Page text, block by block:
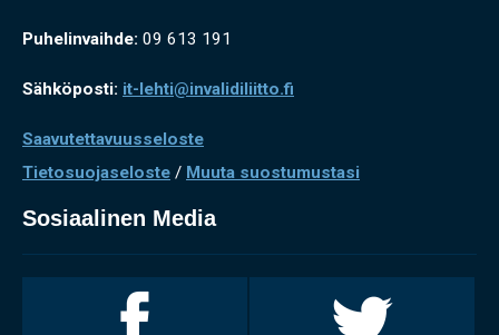
Puhelinvaihde: 09 613 191
Sähköposti: it-lehti@invalidiliitto.fi
Saavutettavuusseloste
Tietosuojaseloste / Muuta suostumustasi
Sosiaalinen Media
Facebookissa
Twitterissä